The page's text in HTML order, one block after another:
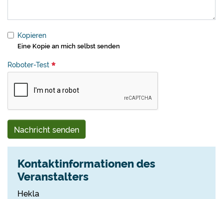
Kopieren
Eine Kopie an mich selbst senden
Roboter-Test
Nachricht senden
Kontaktinformationen des
Veranstalters
Hekla